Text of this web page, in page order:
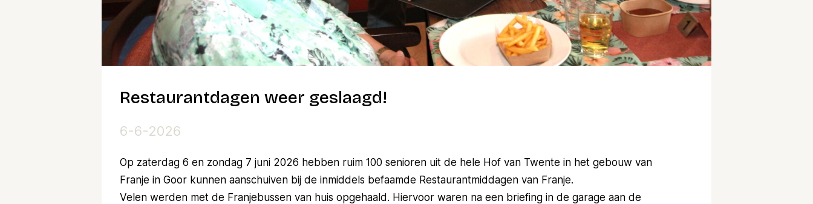
Restaurantdagen weer geslaagd!
6-6-2026
Op zaterdag 6 en zondag 7 juni 2026 hebben ruim 100 senioren uit de hele Hof van Twente in het gebouw van
Franje in Goor kunnen aanschuiven bij de inmiddels befaamde Restaurantmiddagen van Franje.
Velen werden met de Franjebussen van huis opgehaald. Hiervoor waren na een briefing in de garage aan de